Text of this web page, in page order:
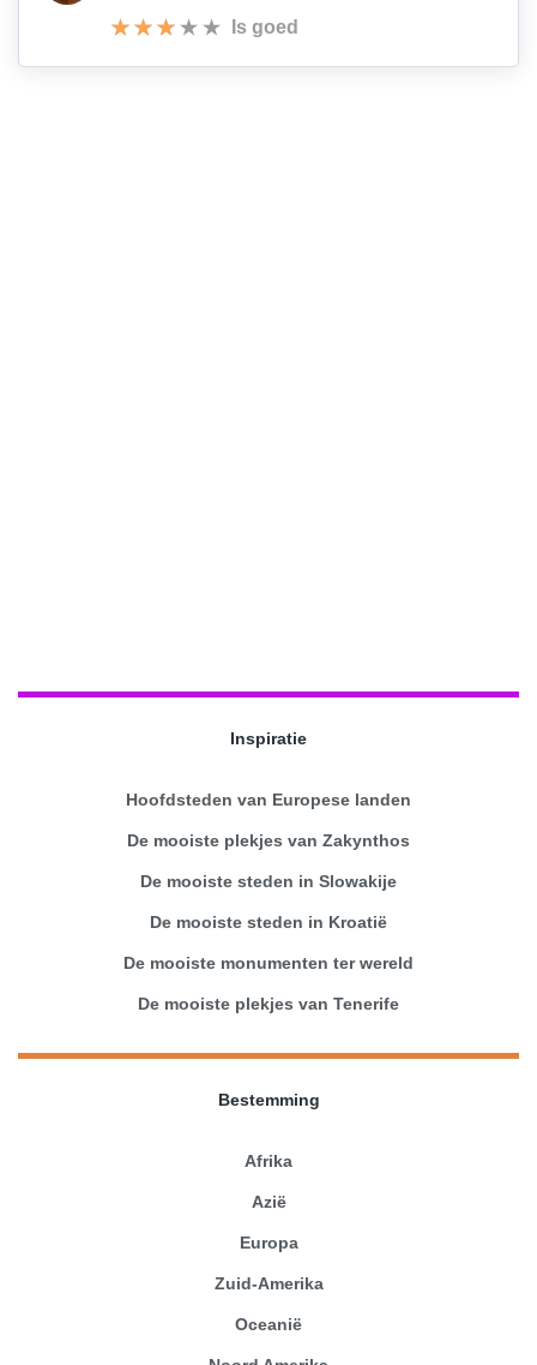
Is goed
Inspiratie
Hoofdsteden van Europese landen
De mooiste plekjes van Zakynthos
De mooiste steden in Slowakije
De mooiste steden in Kroatië
De mooiste monumenten ter wereld
De mooiste plekjes van Tenerife
Bestemming
Afrika
Azië
Europa
Zuid-Amerika
Oceanië